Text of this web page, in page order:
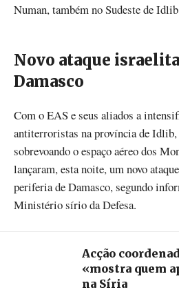
Numan, também no Sudeste de
Novo ataque
Damasco
Com o EAS e seus aliados a
antiterroristas na província de
sobrevoando o espaço aéreo dos
lançaram, esta noite, um novo
periferia de Damasco, segundo
Ministério sírio da Defesa.
Acção
«mostra quem
na Síria